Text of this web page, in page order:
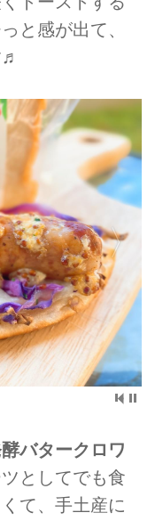
と感が出て、
♬
バタークロワ
としてでも食
て、手土産に